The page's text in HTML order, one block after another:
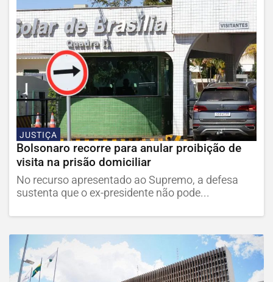
JUSTIÇA
Bolsonaro recorre para anular proibição de
visita na prisão domiciliar
No recurso apresentado ao Supremo, a defesa
sustenta que o ex-presidente não pode...